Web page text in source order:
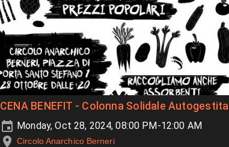
CENA BENEFIT - Colonna Solidale Autogestita
Monday, Oct 28, 2024, 08:00 PM-12:00 AM
Circolo Anarchico Berneri